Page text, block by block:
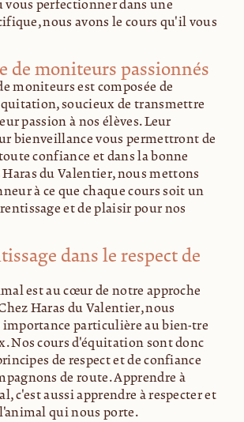
perfectionner dans une
nous avons le cours qu'il vous
de moniteurs passionnés
moniteurs est composée de
soucieux de transmettre
passion à nos élèves. Leur
bienveillance vous permettront de
confiance et dans la bonne
du Valentier, nous mettons
à ce que chaque cours soit un
et de plaisir pour nos
dans le respect de
est au cœur de notre approche
Haras du Valentier, nous
particulière au bien-être
Nos cours d'équitation sont donc
de respect et de confiance
de route. Apprendre à
c'est aussi apprendre à respecter et
qui nous porte.